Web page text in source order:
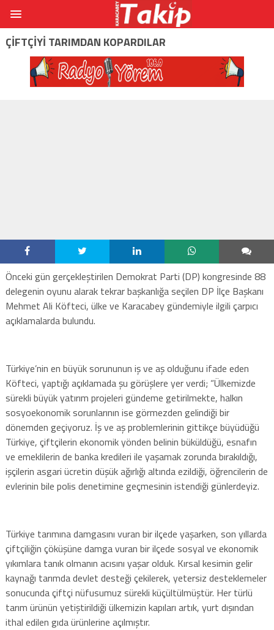
ÇIFTÇIYI TARIMDAN KOPARDILAR
Önceki gün gerçekleştirilen Demokrat Parti (DP) kongresinde 88
delegenin oyunu alarak tekrar başkanlığa seçilen DP İlçe Başkanı
Mehmet Ali Köfteci, ülke ve Karacabey gündemiyle ilgili çarpıcı
açıklamalarda bulundu.
Türkiye’nin en büyük sorununun iş ve aş olduğunu ifade eden
Köfteci, yaptığı açıklamada şu görüşlere yer verdi; “Ülkemizde
sürekli büyük yatırım projeleri gündeme getirilmekte, halkın
sosyoekonomik sorunlarının ise görmezden gelindiği bir
dönemden geçiyoruz. İş ve aş problemlerinin gittikçe büyüdüğü
Türkiye, çiftçilerin ekonomik yönden belinin büküldüğü, esnafın
ve emeklilerin de banka kredileri ile yaşamak zorunda bırakıldığı,
işçilerin asgari ücretin düşük ağırlığı altında ezildiği, öğrencilerin de
evlerinin bile polis denetimine geçmesinin istendiği günlerdeyiz.
Türkiye tarımına damgasını vuran bir ilçede yaşarken, son yıllarda
çiftçiliğin çöküşüne damga vuran bir ilçede sosyal ve ekonomik
yıkımlara tanık olmanın acısını yaşar olduk. Kırsal kesimin gelir
kaynağı tarımda devlet desteği çekilerek, yetersiz desteklemeler
sonucunda çiftçi nüfusumuz sürekli küçültülmüştür. Her türlü
tarım ürünün yetiştirildiği ülkemizin kapıları artık, yurt dışından
ithal edilen gıda ürünlerine açılmıştır.